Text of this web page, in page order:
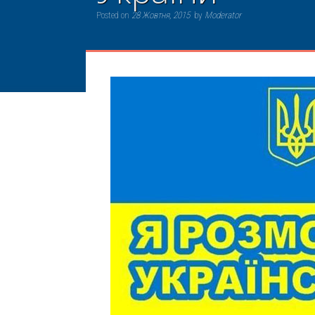
Posted on 28 Жовтня, 2015 by Moderator